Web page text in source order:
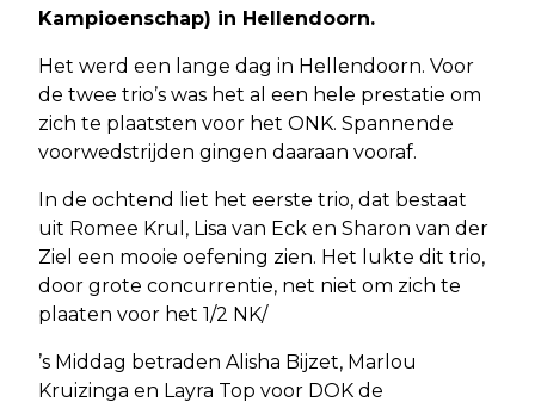
Kampioenschap) in Hellendoorn.
Het werd een lange dag in Hellendoorn. Voor
de twee trio’s was het al een hele prestatie om
zich te plaatsten voor het ONK. Spannende
voorwedstrijden gingen daaraan vooraf.
In de ochtend liet het eerste trio, dat bestaat
uit Romee Krul, Lisa van Eck en Sharon van der
Ziel een mooie oefening zien. Het lukte dit trio,
door grote concurrentie, net niet om zich te
plaaten voor het 1/2 NK/
’s Middag betraden Alisha Bijzet, Marlou
Kruizinga en Layra Top voor DOK de